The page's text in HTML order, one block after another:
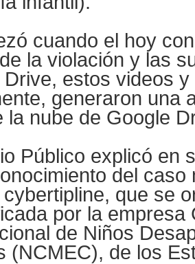
cuando el hoy
la violación y las
estos videos y
generaron una
la nube de Google
Público explicó en
del caso
que se
por la empresa
de Niños
(NCMEC), de los